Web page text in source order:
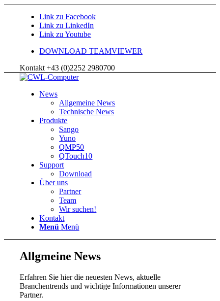
Link zu Facebook
Link zu LinkedIn
Link zu Youtube
DOWNLOAD TEAMVIEWER
Kontakt +43 (0)2252 2980700
News
Allgemeine News
Technische News
Produkte
Sango
Yuno
QMP50
QTouch10
Support
Download
Über uns
Partner
Team
Wir suchen!
Kontakt
Menü Menü
Allgmeine News
Erfahren Sie hier die neuesten News, aktuelle
Branchentrends und wichtige Informationen unserer
Partner.